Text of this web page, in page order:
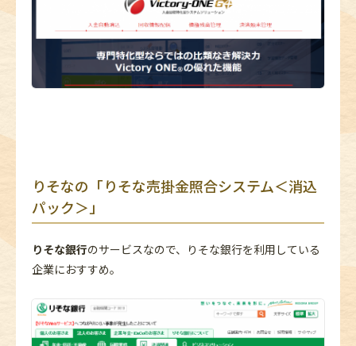
りそなの「りそな売掛金照合システム＜消込
パック＞」
りそな銀行のサービスなので、りそな銀行を利用している
企業におすすめ。